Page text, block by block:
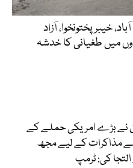
نے بڑے امریکی حملے کے
مذاکرات کے لیے مجھ
کی: ٹرمپ
آباد، خیبرپختونخوا، آزاد
میں طغیانی کا خدشہ